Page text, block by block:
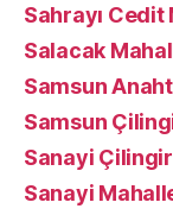
Sahrayı
Salacak
Samsun
Samsun
Sanayi Çilingir
Sanayi